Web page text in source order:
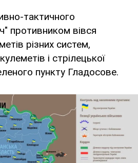
тактичного
противником вівся
різних систем,
і стрілецької
пункту Гладосове.